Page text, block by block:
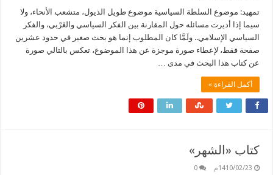
تمهيد: موضوع السلطة السياسية موضوع طويل الذيول، متشعب الأنحاء، ولا
سيما إذا أديرت مسائله حول المقارنة بين الفكر السياسي والغَرْبي، والفكر
السياسي الإسلامي.. ولَمَّا كان المطلوب إنما هو بحث صغير في حدود عشرين
صفحة فقط، لإعطاء صورة موجزة عن هذا الموضوع، تعكس بالتالي صورة
عن كتاب هذا البحث في مدى …
أكمل القراءة »
كتاب «الشهر»
1410/02/23م 0